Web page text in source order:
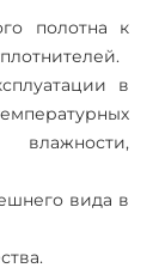
полотна к
в
вида в